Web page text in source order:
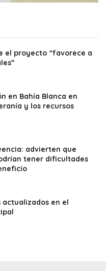
el proyecto “favorece a
en Bahía Blanca en
y los recursos
advierten que
tener dificultades
en el